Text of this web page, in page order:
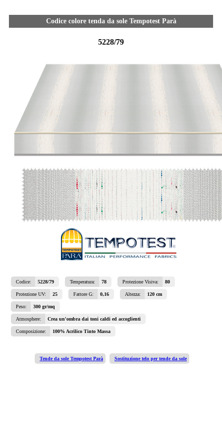
Codice colore tenda da sole Tempotest Parà
5228/79
Codice: 5228/79 Temperatura: 78 Protezione Visiva: 80
Protezione UV: 25 Fattore G: 0,16 Altezza: 120 cm
Peso: 300 gr/mq
Atmosphere: Crea un'ombra dai toni caldi ed accoglienti
Composizione: 100% Acrilico Tinto Massa
Tende da sole Tempotest Parà Sostituzione telo per tende da sole